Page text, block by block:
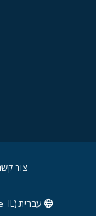
צור
עברית (he_IL)